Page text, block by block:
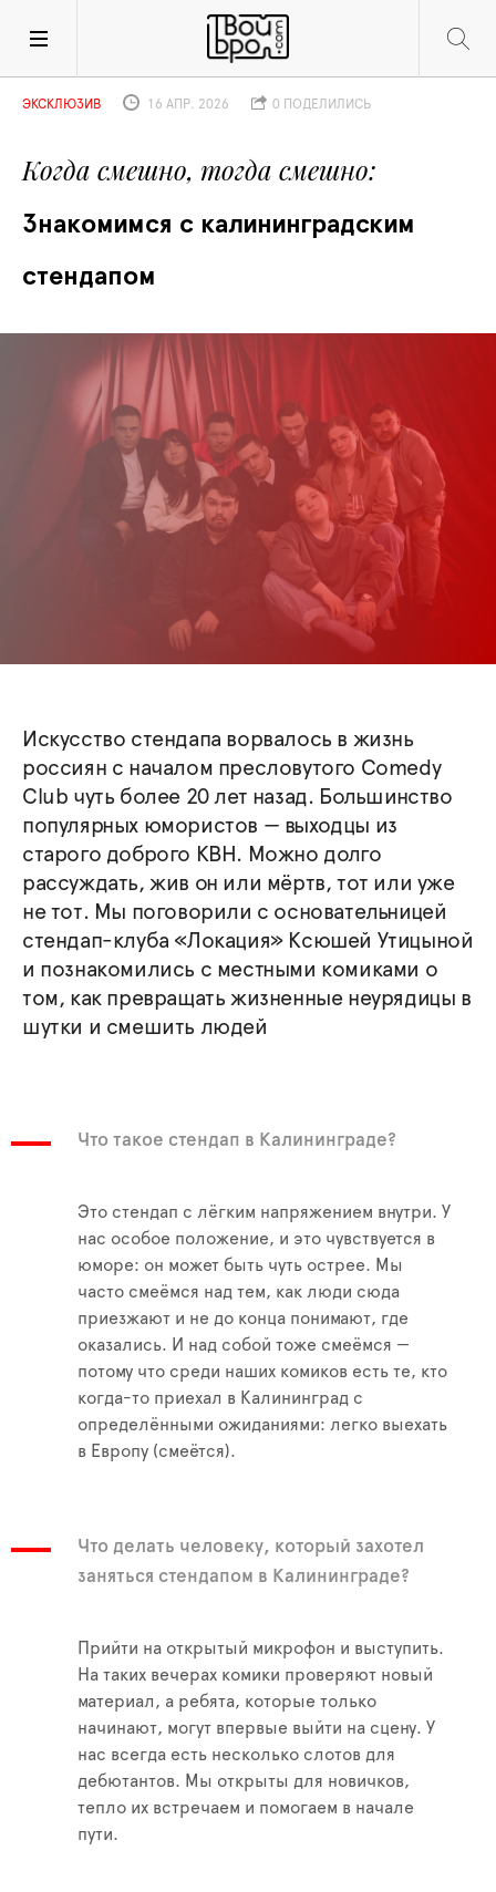
Когда смешно, тогда смешно
Знакомимся с калининградским
стендапом
ЭКСКЛЮЗИВ 16 АПР. 2026 0 ПОДЕЛИЛИСЬ
Искусство стендапа ворвалось в жизнь
россиян с началом пресловутого Comedy
Club чуть более 20 лет назад. Большинство
популярных юмористов — выходцы из
старого доброго КВН. Можно долго
рассуждать, жив он или мёртв, тот или уже
не тот. Мы поговорили с основательницей
стендап-клуба «Локация» Ксюшей Утицыной
и познакомились с местными комиками о
том, как превращать жизненные неурядицы в
шутки и смешить людей
Что такое стендап в Калининграде?
Это стендап с лёгким напряжением внутри. У
нас особое положение, и это чувствуется в
юморе: он может быть чуть острее. Мы
часто смеёмся над тем, как люди сюда
приезжают и не до конца понимают, где
оказались. И над собой тоже смеёмся —
потому что среди наших комиков есть те, кто
когда-то приехал в Калининград с
определёнными ожиданиями: легко выехать
в Европу (смеётся).
Что делать человеку, который захотел
заняться стендапом в Калининграде?
Прийти на открытый микрофон и выступить.
На таких вечерах комики проверяют новый
материал, а ребята, которые только
начинают, могут впервые выйти на сцену. У
нас всегда есть несколько слотов для
дебютантов. Мы открыты для новичков,
тепло их встречаем и помогаем в начале
пути.